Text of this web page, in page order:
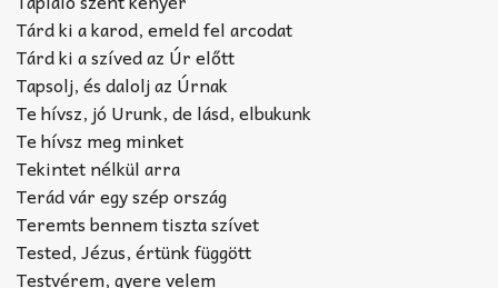
Tárd ki a karod, emeld fel arcodat
Tárd ki a szíved az Úr előtt
Tapsolj, és dalolj az Úrnak
Te hívsz, jó Urunk, de lásd, elbukunk
Te hívsz meg minket
Tekintet nélkül arra
Terád vár egy szép ország
Teremts bennem tiszta szívet
Tested, Jézus, értünk függött
Testvérem, gyere velem